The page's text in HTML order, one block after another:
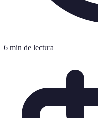
6 min de lectura